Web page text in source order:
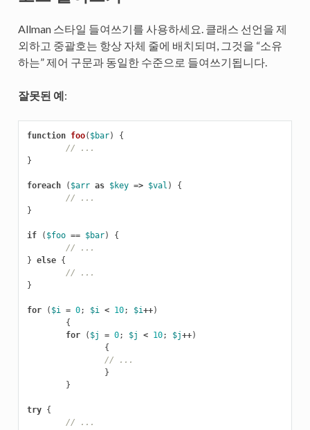
Allman 스타일 들여쓰기를 사용하세요. 클래스 선언을 제
외하고 중괄호는 항상 자체 줄에 배치되며, 그것을 “소유
하는” 제어 구문과 동일한 수준으로 들여쓰기됩니다.
잘못된 예:
function foo( $bar)
{
// ...
}
foreach ( $arr as $key => $val )
{
// ...
}
if ( $foo == $bar)
{
// ...
} else {
// ...
}
for ( $i = 0; $i < 10; $i++)
{
for
( $j = 0; $j < 10; $j++)
{
// ...
}
}
try {
// ...